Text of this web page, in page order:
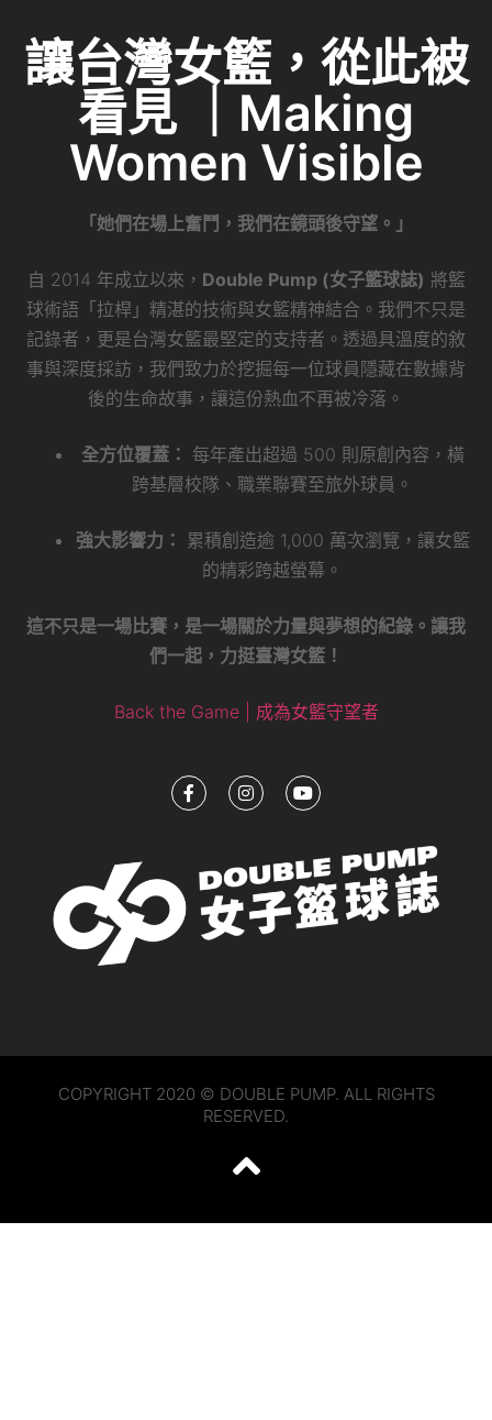
b
o
o
k
at
dI
n
讓台灣女籃，從此被
看見 ｜Making
Women Visible
「她們在場上奮鬥，我們在鏡頭後守望。」
自 2014 年成立以來， Double Pump (女子籃球誌) 將籃
球術語「拉桿」精湛的技術與女籃精神結合。我們不只是
記錄者，更是台灣女籃最堅定的支持者。透過具溫度的敘
事與深度採訪，我們致力於挖掘每一位球員隱藏在數據背
後的生命故事，讓這份熱血不再被冷落。
全方位覆蓋： 每年產出超過 500 則原創內容，橫
跨基層校隊、職業聯賽至旅外球員。
強大影響力：
累積創造逾 1,000 萬次瀏覽，讓女籃
的精彩跨越螢幕。
這不只是一場比賽，是一場關於力量與夢想的紀錄。讓我
們一起，力挺臺灣女籃！
Back the Game | 成為女籃守望者
COPYRIGHT 2020 © DOUBLE PUMP. ALL RIGHTS
RESERVED.